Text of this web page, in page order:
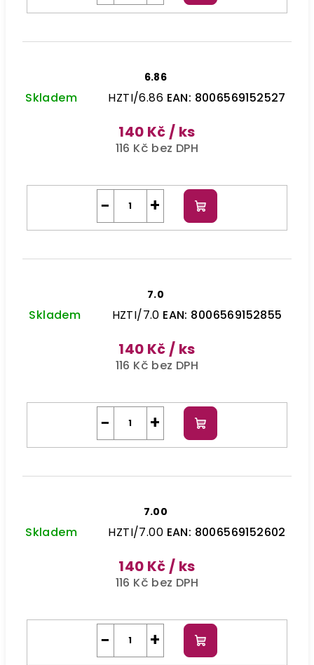
košíku
6.86
Skladem HZTI/6.86 EAN: 8006569152527
140 Kč / ks
116 Kč bez DPH
+
− Do
košíku
7.0
Skladem HZTI/7.0 EAN: 8006569152855
140 Kč / ks
116 Kč bez DPH
+
− Do
košíku
7.00
Skladem HZTI/7.00 EAN: 8006569152602
140 Kč / ks
116 Kč bez DPH
+
− Do
košíku